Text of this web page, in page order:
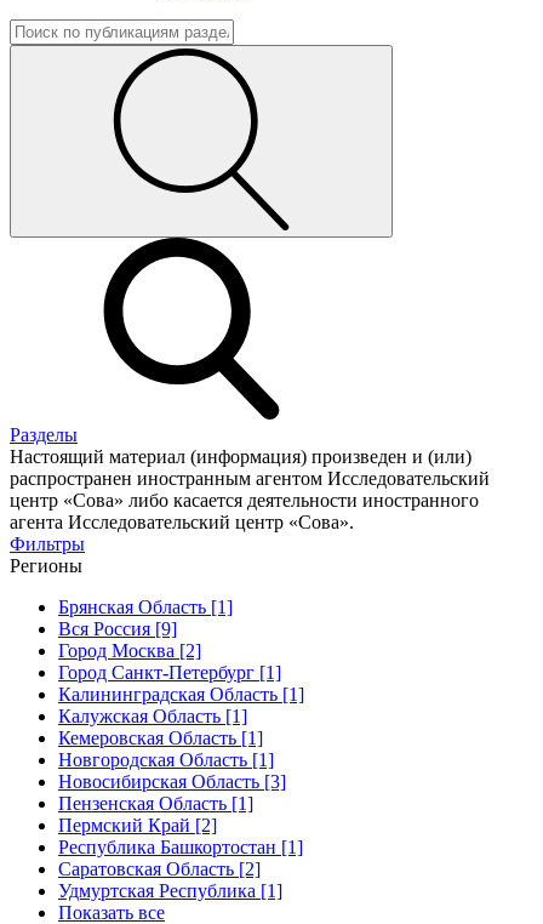
Разделы
Настоящий материал (информация) произведен и (или)
распространен иностранным агентом Исследовательский
центр «Сова» либо касается деятельности иностранного
агента Исследовательский центр «Сова».
Фильтры
Регионы
Брянская Область [1]
Вся Россия [9]
Город Москва [2]
Город Санкт-Петербург [1]
Калининградская Область [1]
Калужская Область [1]
Кемеровская Область [1]
Новгородская Область [1]
Новосибирская Область [3]
Пензенская Область [1]
Пермский Край [2]
Республика Башкортостан [1]
Саратовская Область [2]
Удмуртская Республика [1]
Показать все